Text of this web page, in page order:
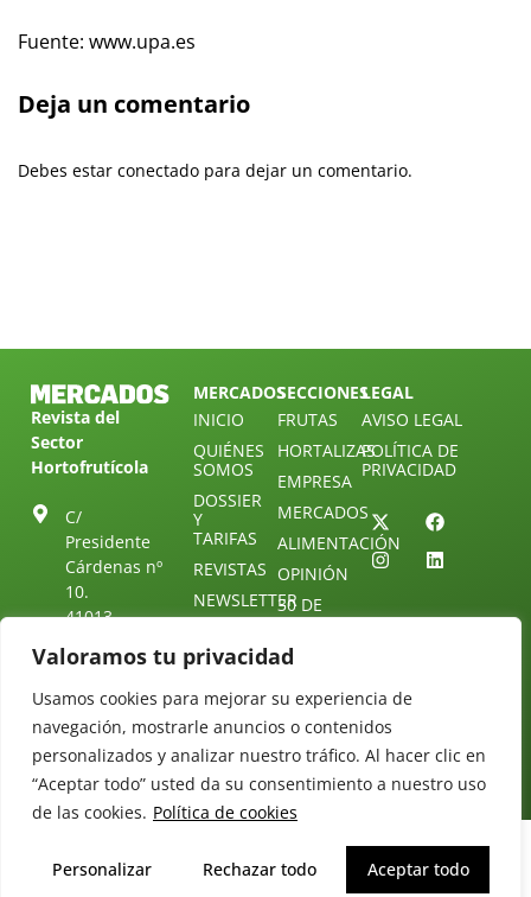
Valoramos tu privacidad
Usamos cookies para mejorar su experiencia de
navegación, mostrarle anuncios o contenidos
personalizados y analizar nuestro tráfico. Al hacer clic en
“Aceptar todo” usted da su consentimiento a nuestro uso
de las cookies. Política de cookies
Personalizar Rechazar todo Aceptar todo
Fuente: www.upa.es
Deja un comentario
Debes estar conectado para dejar un comentario.
Revista del
Sector
Hortofrutícola
C/
Presidente
Cárdenas nº
10.
41013
ESPAÑA
Tel: (+34) 954
25 88 51
redaccion@revistamercados.com
MERCADOS
INICIO
QUIÉNES
SOMOS
DOSSIER
Y
TARIFAS
REVISTAS
NEWSLETTER
ÚNETE A
TELEGRAM
CONTACTO
SECCIONES
FRUTAS
HORTALIZAS
EMPRESA
MERCADOS
ALIMENTACIÓN
OPINIÓN
30 DE
30
DIRECTORIO
LEGAL
AVISO LEGAL
POLÍTICA DE
PRIVACIDAD